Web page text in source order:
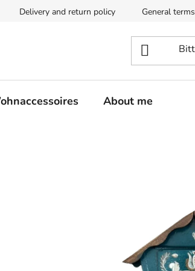
Delivery and return policy General terms
About me